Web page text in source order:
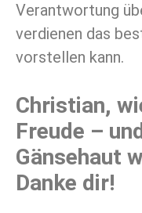
Verantwortung
verdienen das
vorstellen kann.
Christian,
Freude –
Gänsehaut
Danke dir!